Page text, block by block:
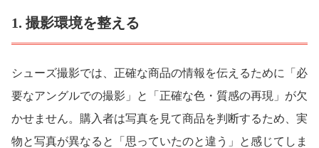
1. 撮影環境を整える
シューズ撮影では、正確な商品の情報を伝えるために「必
要なアングルでの撮影」と「正確な色・質感の再現」が欠
かせません。購入者は写真を見て商品を判断するため、実
物と写真が異なると「思っていたのと違う」と感じてしま